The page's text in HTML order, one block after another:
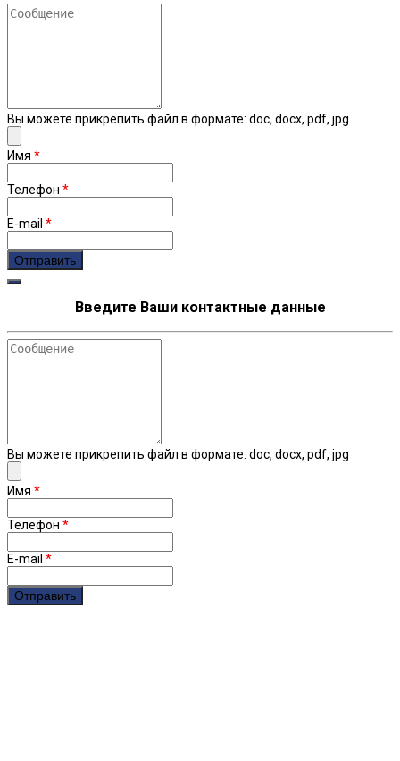
Сообщение
Вы можете прикрепить файл в формате: doc, docx, pdf, jpg
Имя *
Телефон *
E-mail *
Введите Ваши контактные данные
Сообщение
Вы можете прикрепить файл в формате: doc, docx, pdf, jpg
Имя *
Телефон *
E-mail *